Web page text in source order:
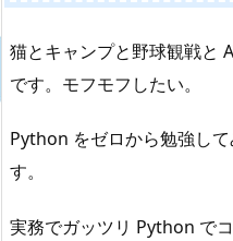
猫とキャンプと野球観戦と
です。モフモフしたい。
Python をゼロから勉強し
す。
実務でガッツリ Python で